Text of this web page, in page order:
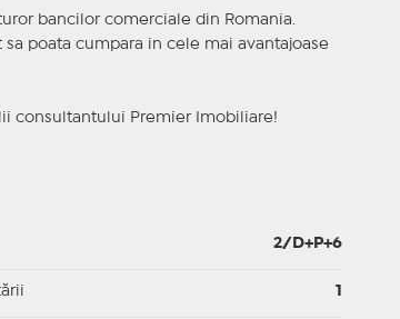
bancilor comerciale din Romania.
poata cumpara in cele mai avantajoase
consultantului Premier Imobiliare!
2/D+P+6